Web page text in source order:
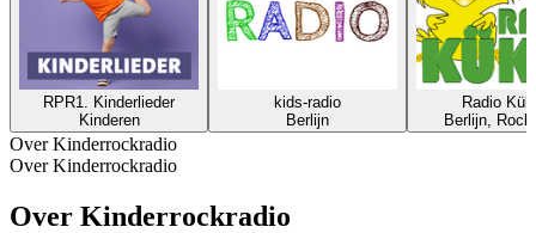
RPR1. Kinderlieder
Kinderen
kids-radio
Berlijn
Radio
Berlijn,
Over Kinderrockradio
Over Kinderrockradio
Over Kinderrockradio